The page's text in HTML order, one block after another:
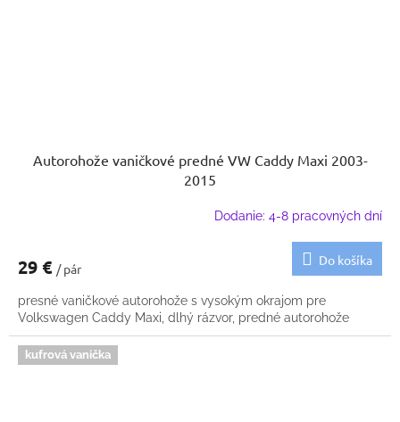
Autorohože vaničkové predné VW Caddy Maxi 2003-
2015
Dodanie: 4-8 pracovných dní
29 € / pár
Do košíka
presné vaničkové autorohože s vysokým okrajom pre
Volkswagen Caddy Maxi, dlhý rázvor, predné autorohože
kufrová vanička